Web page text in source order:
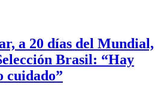
a 20 días del Mundial,
Brasil: “Hay
cuidado”